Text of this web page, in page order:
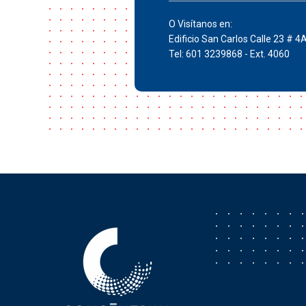
O Visítanos en:
Edificio San Carlos Calle 23 #
Tel: 601 3239868 - Ext. 4060